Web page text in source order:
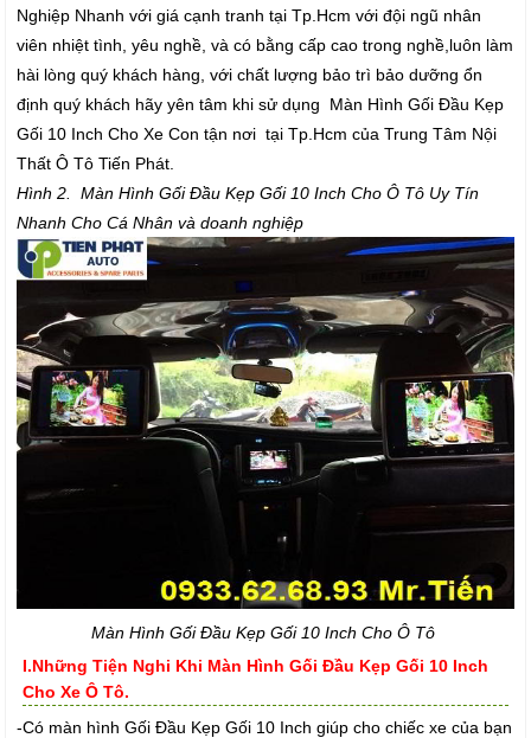
Nghiệp Nhanh với giá cạnh tranh tại Tp.Hcm với đội ngũ nhân
viên nhiệt tình, yêu nghề, và có bằng cấp cao trong nghề,luôn làm
hài lòng quý khách hàng, với chất lượng bảo trì bảo dưỡng ổn
định quý khách hãy yên tâm khi sử dụng Màn Hình Gối Đầu Kẹp
Gối 10 Inch Cho Xe Con tận nơi tại Tp.Hcm của Trung Tâm Nội
Thất Ô Tô Tiến Phát.
Hình 2. Màn Hình Gối Đầu Kẹp Gối 10 Inch Cho Ô Tô Uy Tín
Nhanh Cho Cá Nhân và doanh nghiệp
Màn Hình Gối Đầu Kẹp Gối 10 Inch Cho Ô Tô
I.Những Tiện Nghi Khi Màn Hình Gối Đầu Kẹp Gối 10 Inch
Cho Xe Ô Tô.
-Có màn hình Gối Đầu Kẹp Gối 10 Inch giúp cho chiếc xe của bạn